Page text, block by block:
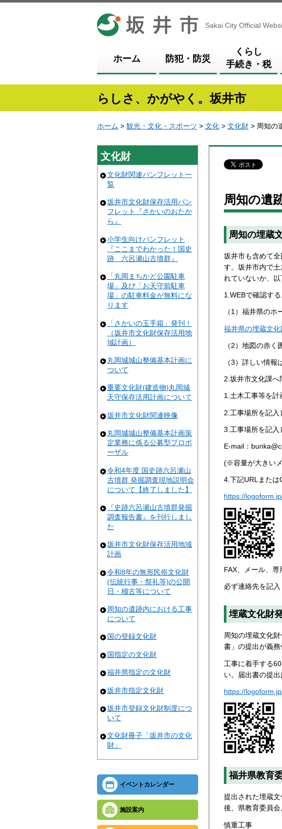
坂井市
Sakai City Official
ホーム 防犯・防災
くらし
手続き・税
らしさ、かがやく。坂井市
ホーム > 観光・文化・スポーツ > 文化 > 文化財 > 周知の
文化財
文化財関連パンフレット一
覧
坂井市文化財保存活用パン
フレット『さかいのおたか
ら』
小学生向けパンフレット
『ここまでわかった！国史
跡 六呂瀬山古墳群』
「丸岡まちかど公園駐車
場」及び「お天守前駐車
場」の駐車料金が無料にな
ります
「さかいの玉手箱」発刊！
（坂井市文化財保存活用地
域計画）
丸岡城城山整備基本計画に
ついて
重要文化財(建造物)丸岡城
天守保存活用計画について
坂井市文化財関連映像
丸岡城城山整備基本計画策
定業務に係る公募型プロポ
ーザル
令和4年度 国史跡六呂瀬山
古墳群 発掘調査現地説明会
について【終了しました】
『史跡六呂瀬山古墳群発掘
調査報告書』を刊行しまし
た
坂井市文化財保存活用地域
計画
令和8年の無形民俗文化財
(伝統行事・祭礼等)の公開
日・稽古等について
周知の遺跡内における工事
について
国の登録文化財
国指定の文化財
福井県指定の文化財
坂井市指定文化財
坂井市登録文化財制度につ
いて
文化財冊子「坂井市の文化
財」
イベントカレンダー
施設案内
周知の遺
周知の埋蔵
坂井市も含めて
す。坂井市内で
れていないか、以
1.WEBで確認す
（1）福井県の
福井県の埋蔵文化
（2）地図の赤く
（3）詳しい情報
2.坂井市文化課
1.土木工事等を計
2.工事場所を記入
3.工事場所を記入
E-mail：
(※容量が大きい
4.下記URLまたは
https://
FAX、メール、
必ず連絡先を記入
埋蔵文化財
周知の埋蔵文化
書」の提出が義務
工事に着手する
い。届出書の提
https://
福井県教育
提出された埋蔵
後、県教育委員
慎重工事